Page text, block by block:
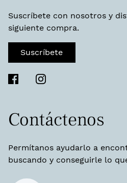
Suscríbete con nosotros y
siguiente compra.
Suscríbete
Contáctenos
Permítanos ayudarlo a
buscando y conseguirle lo